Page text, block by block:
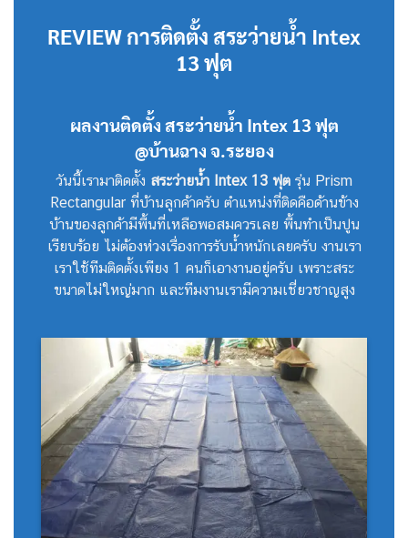
REVIEW การติดตั้ง สระว่ายน้ำ Intex
13 ฟุต
ผลงานติดตั้ง สระว่ายน้ำ Intex 13 ฟุต
@บ้านฉาง จ.ระยอง
วันนี้เรามาติดตั้ง สระว่ายน้ำ Intex 13 ฟุต รุ่น Prism
Rectangular ที่บ้านลูกค้าครับ ตำแหน่งที่ติดคือด้านข้าง
บ้านของลูกค้ามีพื้นที่เหลือพอสมควรเลย พื้นทำเป็นปูน
เรียบร้อย ไม่ต้องห่วงเรื่องการรับน้ำหนักเลยครับ งานเรา
เราใช้ทีมติดตั้งเพียง 1 คนก็เอางานอยู่ครับ เพราะสระ
ขนาดไม่ใหญ่มาก และทีมงานเรามีความเชี่ยวชาญสูง